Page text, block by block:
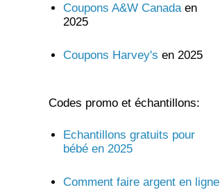
Coupons A&W Canada en
2025
Coupons Harvey's en 2025
Codes promo et échantillons:
Echantillons gratuits pour
bébé en 2025
Comment faire argent en ligne